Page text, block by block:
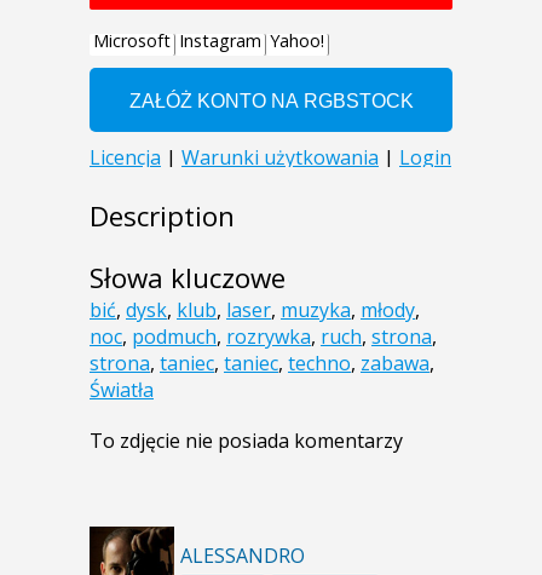
Description
Słowa kluczowe
bić, dysk, klub, laser, muzyka, młody,
noc, podmuch, rozrywka, ruch, strona,
strona, taniec, taniec, techno, zabawa,
Światła
To zdjęcie nie posiada komentarzy
ALESSANDRO